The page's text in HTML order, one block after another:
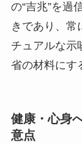
の“吉兆”を過
きであり、常
チュアルな示
省の材料にす
健康・心身
意点